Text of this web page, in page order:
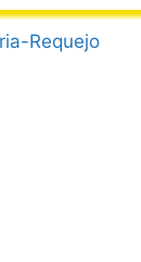
Requejo